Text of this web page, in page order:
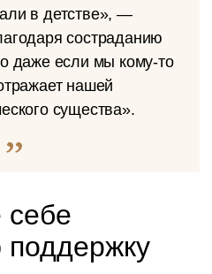
в детстве», —
состраданию
даже если мы кому-то
нашей
существа».
себе
поддержку